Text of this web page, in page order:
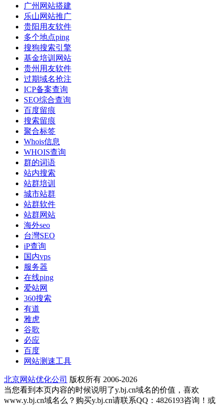
广州网站搭建
乐山网站推广
贵阳用友软件
多个地点ping
搜狗搜索引擎
基金培训网站
贵州用友软件
过期域名抢注
ICP备案查询
SEO综合查询
百度留痕
搜索留痕
聚合标签
Whois信息
WHOIS查询
群的词语
站内搜索
站群培训
城市站群
站群软件
站群网站
海外seo
台灣SEO
iP查询
国内vps
服务器
在线ping
爱站网
360搜索
有道
雅虎
谷歌
必应
百度
网站测速工具
北京网站优化公司 版权所有 2006-2026
当您看到本页内容的时候说明了y.bj.cn域名的价值，喜欢
www.y.bj.cn域名么？购买y.bj.cn请联系QQ：4826193咨询！或